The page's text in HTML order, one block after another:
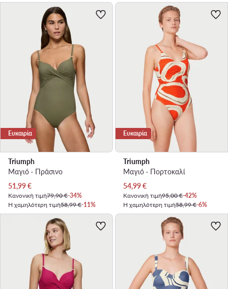
Ευκαιρία
Triumph
Μαγιό · Πράσινο
Τρέχουσα τιμή
51,99€
Κανονική τιμή79,90 €-34%
Η χαμηλότερη τιμή58,99 €-11%
Ευκαιρία
Triumph
Μαγιό · Πορτοκαλί
Τρέχουσα τιμή
54,99€
Κανονική τιμή95,00 €-42%
Η χαμηλότερη τιμή58,99 €-6%